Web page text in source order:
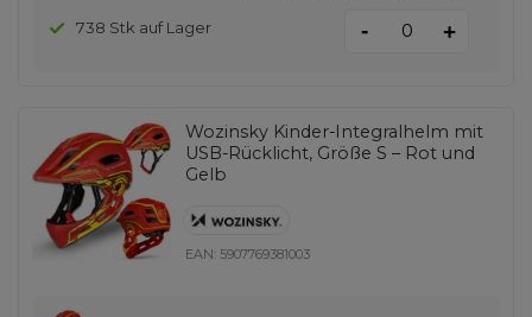
738 Stk auf Lager - +
Wozinsky Kinder-Integralhelm mit
USB-Rücklicht, Größe S – Rot und
Gelb
EAN: 5907769381003